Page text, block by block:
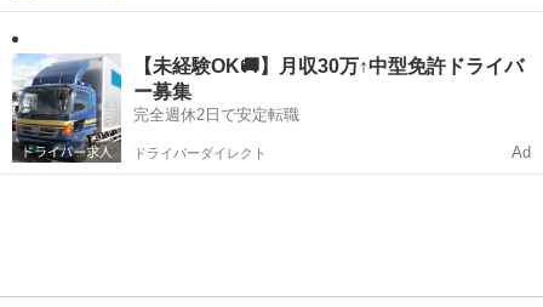
【未経験OK🚚】月収30万↑中型免許ドライバ
ー募集
完全週休2日で安定転職
ドライバーダイレクト Ad